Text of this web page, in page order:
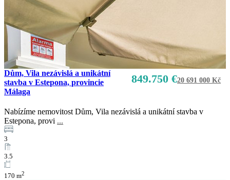
K dispozici
849.750 €20 691 000 Kč
Dům, Vila nezávislá a unikátní
stavba v Estepona, provincie
Málaga
Nabízíme nemovitost Dům, Vila nezávislá a unikátní stavba v
Estepona, provi ...
3
3.5
170 m2